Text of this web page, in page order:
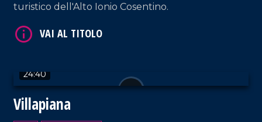
turistico dell'Alto Ionio Cosentino.
24:40
Villapiana